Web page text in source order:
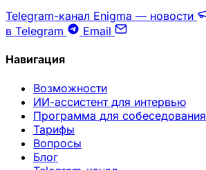
Telegram-канал Enigma — новости
в Telegram
Email
Навигация
Возможности
ИИ-ассистент для интервью
Программа для собеседования
Тарифы
Вопросы
Блог